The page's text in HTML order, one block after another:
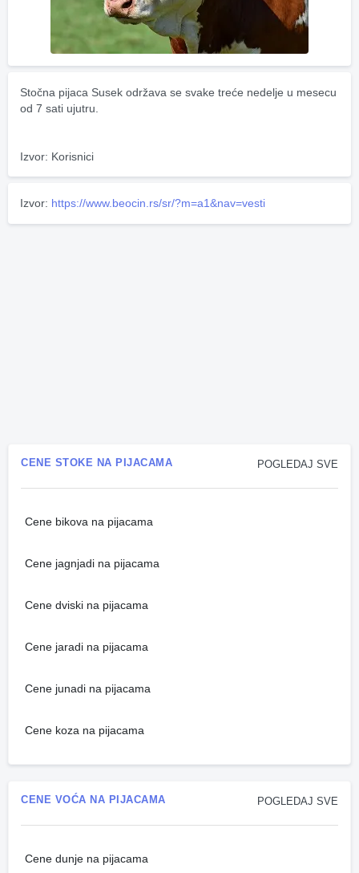
Stočna pijaca Susek održava se svake treće nedelje u mesecu
od 7 sati ujutru.
Izvor: Korisnici
Izvor: https://www.beocin.rs/sr/?m=a1&nav=vesti
POGLEDAJ SVE
CENE STOKE NA PIJACAMA
Cene bikova na pijacama
Cene jagnjadi na pijacama
Cene dviski na pijacama
Cene jaradi na pijacama
Cene junadi na pijacama
Cene koza na pijacama
POGLEDAJ SVE
CENE VOĆA NA PIJACAMA
Cene dunje na pijacama